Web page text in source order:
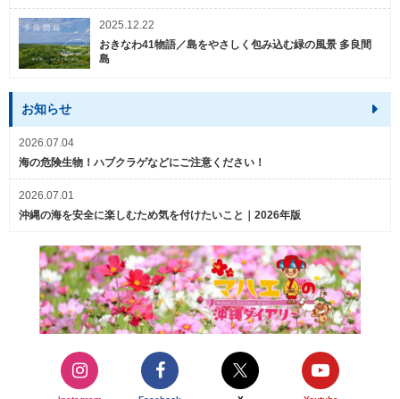
2025.12.22
おきなわ41物語／島をやさしく包み込む緑の風景 多良間
島
お知らせ
2026.07.04
海の危険生物！ハブクラゲなどにご注意ください！
2026.07.01
沖縄の海を安全に楽しむため気を付けたいこと｜2026年版